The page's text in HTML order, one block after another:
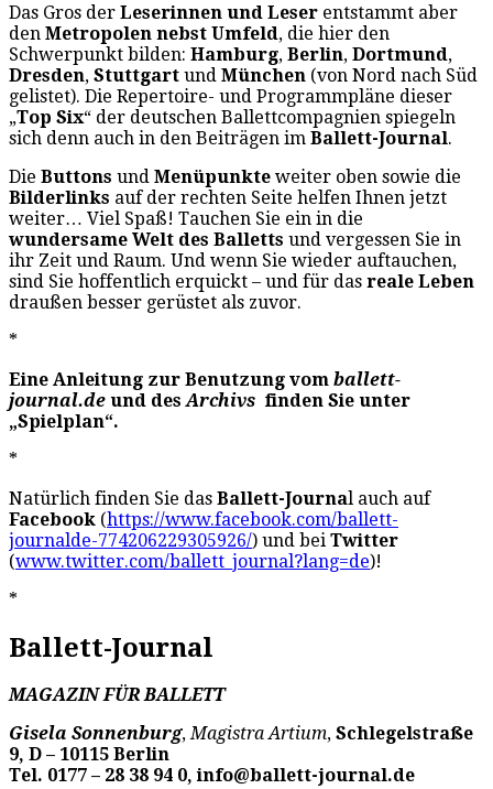
Das Gros der Leserinnen und Leser entstammt aber
den Metropolen nebst Umfeld, die hier den
Schwerpunkt bilden: Hamburg, Berlin, Dortmund,
Dresden, Stuttgart und München (von Nord nach Süd
gelistet). Die Repertoire- und Programmpläne dieser
„Top Six“ der deutschen Ballettcompagnien spiegeln
sich denn auch in den Beiträgen im Ballett-Journal.
Die Buttons und Menüpunkte weiter oben sowie die
Bilderlinks auf der rechten Seite helfen Ihnen jetzt
weiter… Viel Spaß! Tauchen Sie ein in die
wundersame Welt des Balletts und vergessen Sie in
ihr Zeit und Raum. Und wenn Sie wieder auftauchen,
sind Sie hoffentlich erquickt – und für das reale Leben
draußen besser gerüstet als zuvor.
*
Eine Anleitung zur Benutzung vom ballett-
journal.de und des Archivs finden Sie unter
„Spielplan“.
*
Natürlich finden Sie das Ballett-Journal auch auf
Facebook (https://www.facebook.com/ballett-
journalde-774206229305926/) und bei Twitter
(www.twitter.com/ballett_journal?lang=de)!
*
Ballett-Journal
MAGAZIN FÜR BALLETT
Gisela Sonnenburg,Magistra Artium, Schlegelstraße
9, D – 10115 Berlin
Tel. 0177 – 28 38 94 0, info@ballett-journal.de